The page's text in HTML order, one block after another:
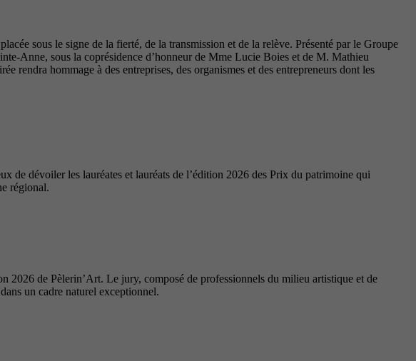
sous le signe de la fierté, de la transmission et de la relève. Présenté par le Groupe
Anne, sous la coprésidence d’honneur de Mme Lucie Boies et de M. Mathieu
rendra hommage à des entreprises, des organismes et des entrepreneurs dont les
de dévoiler les lauréates et lauréats de l’édition 2026 des Prix du patrimoine qui
régional.
2026 de Pèlerin’Art. Le jury, composé de professionnels du milieu artistique et de
un cadre naturel exceptionnel.